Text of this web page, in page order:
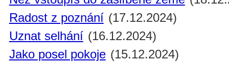
Radost z poznání (17.12.2024)
Uznat selhání (16.12.2024)
Jako posel pokoje (15.12.2024)